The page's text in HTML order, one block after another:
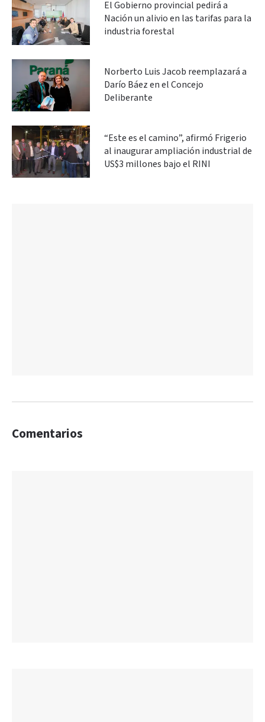
El Gobierno provincial pedirá a
Nación un alivio en las tarifas para la
industria forestal
Norberto Luis Jacob reemplazará a
Darío Báez en el Concejo
Deliberante
“Este es el camino”, afirmó Frigerio
al inaugurar ampliación industrial de
US$3 millones bajo el RINI
Comentarios